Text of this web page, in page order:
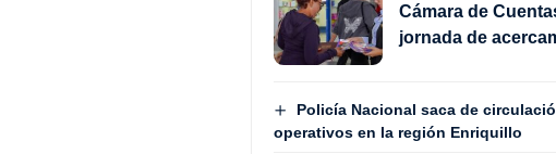
Cámara de
jornada de
Policía Nacional saca de
operativos en la región Enriquillo